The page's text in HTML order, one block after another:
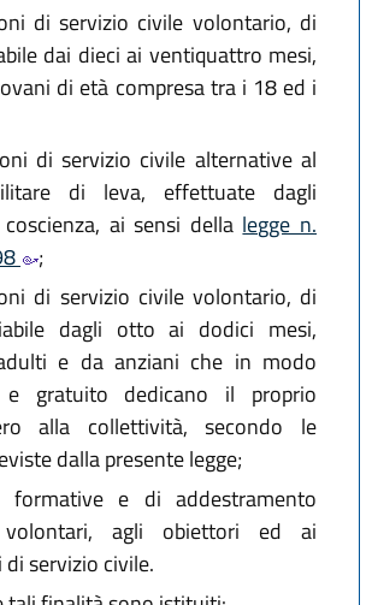
di servizio civile volontario, di
dai dieci ai ventiquattro mesi,
di età compresa tra i 18 ed i
di servizio civile alternative al
di leva, effettuate dagli
ai sensi della legge n.
;
di servizio civile volontario, di
dagli otto ai dodici mesi,
e da anziani che in modo
e gratuito dedicano il proprio
alla collettività, secondo le
dalla presente legge;
e di addestramento
agli obiettori ed ai
servizio civile.